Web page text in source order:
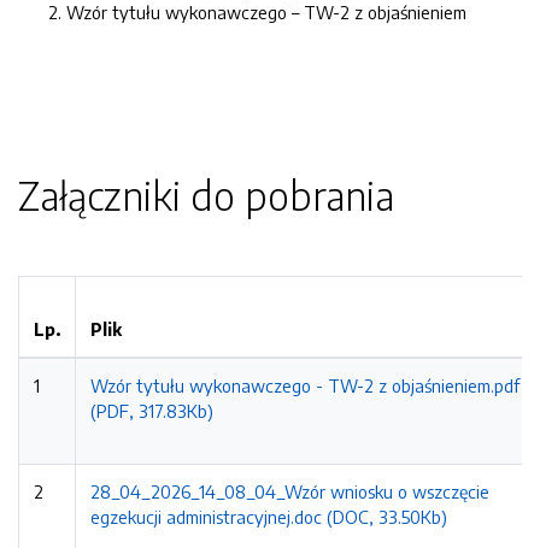
Wzór tytułu wykonawczego – TW-2 z objaśnieniem
Załączniki do pobrania
Lp. Plik
1
Wzór tytułu wykonawczego - TW-2 z objaśnieniem.pdf
(PDF, 317.83Kb)
2
28_04_2026_14_08_04_Wzór wniosku o wszczęcie
egzekucji administracyjnej.doc (DOC, 33.50Kb)